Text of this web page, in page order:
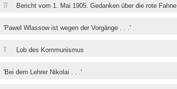
IV Bericht vom 1. Mai 1905. Gedanken über die rote Fahne
'Pawel Wlassow ist wegen der Vorgänge . . .'
V Lob des Kommunismus
'Bei dem Lehrer Nikolai . . .'